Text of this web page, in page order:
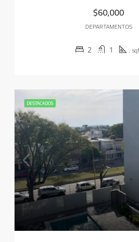
$60,000
DEPARTAMENTOS
2 1 .
DESTACADOS